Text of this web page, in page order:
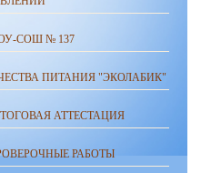
СОШ № 137
ПИТАНИЯ "ЭКОЛАБИК"
АТТЕСТАЦИЯ
РАБОТЫ